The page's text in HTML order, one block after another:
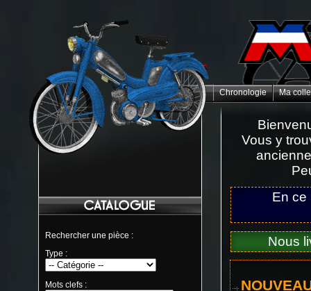
Rechercher une pièce :
Type :
Mots clefs :
Chronologie Ma
Vous y
En
Nous